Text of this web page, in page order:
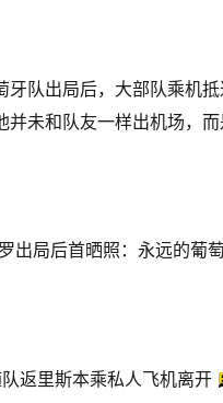
牙队出局后，大部队乘机
并未和队友一样出机场，
出局后首晒照：永远的葡
返里斯本乘私人飞机离开